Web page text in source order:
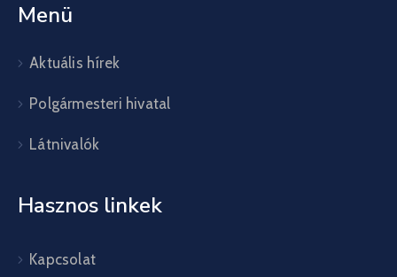
Menü
Aktuális hírek
Polgármesteri hivatal
Látnivalók
Hasznos linkek
Kapcsolat